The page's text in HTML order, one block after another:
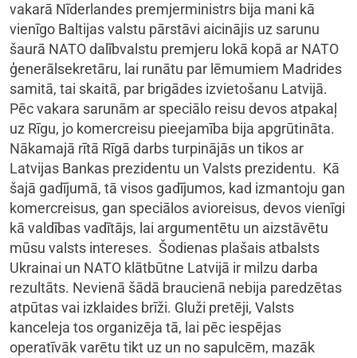
vakarā Nīderlandes premjerministrs bija mani kā
vienīgo Baltijas valstu pārstāvi aicinājis uz sarunu
šaurā NATO dalībvalstu premjeru lokā kopā ar NATO
ģenerālsekretāru, lai runātu par lēmumiem Madrides
samitā, tai skaitā, par brigādes izvietošanu Latvijā.
Pēc vakara sarunām ar speciālo reisu devos atpakaļ
uz Rīgu, jo komercreisu pieejamība bija apgrūtināta.
Nākamajā rītā Rīgā darbs turpinājās un tikos ar
Latvijas Bankas prezidentu un Valsts prezidentu. Kā
šajā gadījumā, tā visos gadījumos, kad izmantoju gan
komercreisus, gan speciālos avioreisus, devos vienīgi
kā valdības vadītājs, lai argumentētu un aizstāvētu
mūsu valsts intereses. Šodienas plašais atbalsts
Ukrainai un NATO klātbūtne Latvijā ir milzu darba
rezultāts. Nevienā šādā braucienā nebija paredzētas
atpūtas vai izklaides brīži. Gluži pretēji, Valsts
kanceleja tos organizēja tā, lai pēc iespējas
operatīvāk varētu tikt uz un no sapulcēm, mazāk